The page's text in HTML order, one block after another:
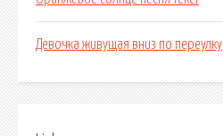
Девочка живущая вниз по переулку